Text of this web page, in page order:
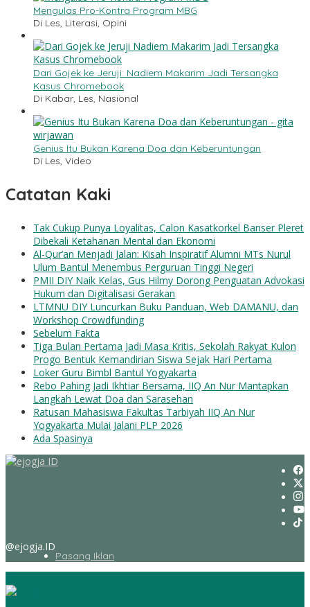
Mengulas Pro-Kontra Program MBG
Di Les, Literasi, Opini
Dari Gojek ke Jeruji: Nadiem Makarim Jadi Tersangka
Kasus Chromebook
Di Kabar, Les, Nasional
Genius Itu Bukan Karena Doa dan Keberuntungan
Di Les, Video
Catatan Kaki
Tak Cukup Punya Loyalitas, Calon Kasatkorkel Banser Pleret
Dibekali Ketahanan Mental dan Ekonomi
Al-Qur’an Menjadi Jalan: Kisah Inspiratif Alumni MTs Nurul
Ulum Bantul Menembus Perguruan Tinggi Negeri
PMII DIY Naik Kelas, Gus Hilmy Dorong Penguatan Advokasi
Hukum dan Digitalisasi Gerakan
LTMNU DIY Luncurkan Buku Panduan, Web DAMANU, dan
Workshop Crowdfunding
Sebelum Fakta
Tiga Bulan Pertama Jadi Masa Kritis, Sekolah Rakyat Kulon
Progo Bentuk Kemandirian Siswa Sejak Hari Pertama
Loker Guru Bimbl Bantul Yogyakarta
Rebo Pahing Jadi Ikhtiar Bersama, IIQ An Nur Mantapkan
Langkah Lewat Doa dan Sarasehan
Ratusan Mahasiswa Fakultas Tarbiyah IIQ An Nur
Yogyakarta Mulai Jalani PLP 2026
Ada Spasinya
@ejogja.ID
Pasang Iklan